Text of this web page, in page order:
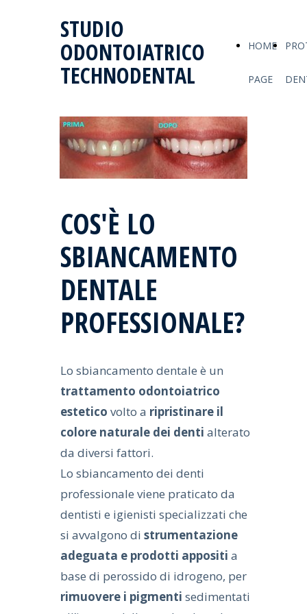
HOME
PAGE
STUDIO
ODONTOIATRICO
TECHNODENTAL
COS'È LO
SBIANCAMENTO
DENTALE
PROFESSIONALE?
Lo sbiancamento dentale è un
trattamento odontoiatrico
estetico volto a ripristinare il
colore naturale dei denti alterato
da diversi fattori.
Lo sbiancamento dei denti
professionale viene praticato da
dentisti e igienisti specializzati che
si avvalgono di strumentazione
adeguata e prodotti appositi a
base di perossido di idrogeno, per
rimuovere i pigmenti sedimentati